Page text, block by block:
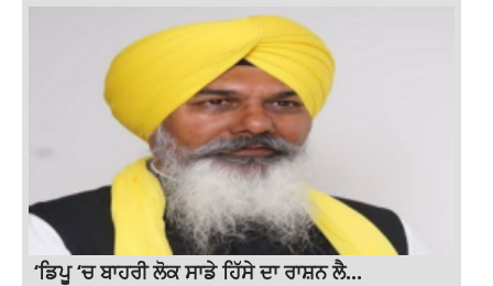
‘ਡਿਪੂ ‘ਚ ਬਾਹਰੀ ਲੋਕ ਸਾਡੇ ਹਿੱਸੇ ਦਾ ਰਾਸ਼ਨ ਲੈ...